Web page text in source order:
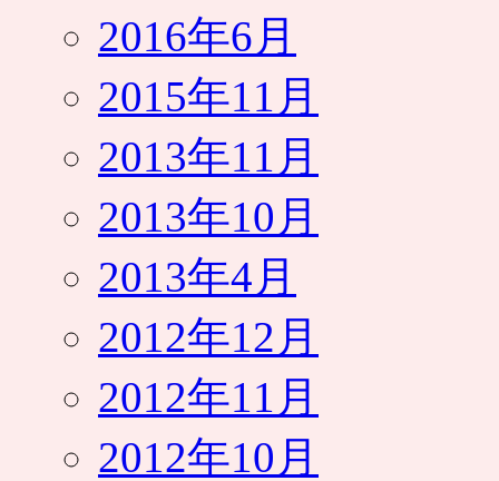
2016年6月
2015年11月
2013年11月
2013年10月
2013年4月
2012年12月
2012年11月
2012年10月